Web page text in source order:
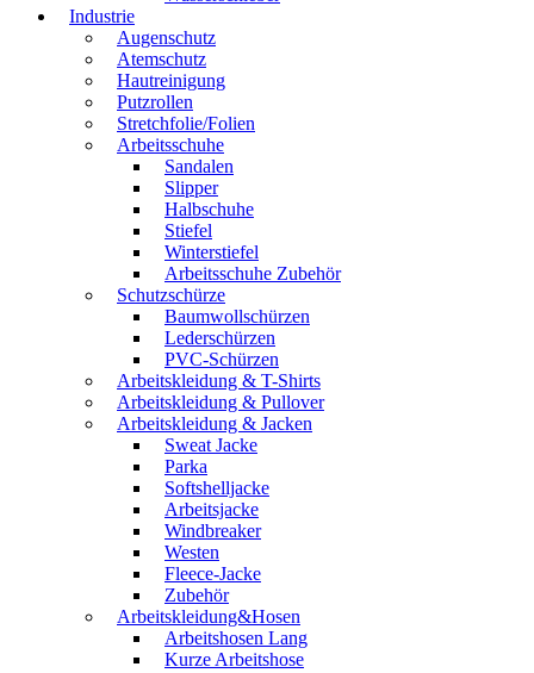
Industrie
Augenschutz
Atemschutz
Hautreinigung
Putzrollen
Stretchfolie/Folien
Arbeitsschuhe
Sandalen
Slipper
Halbschuhe
Stiefel
Winterstiefel
Arbeitsschuhe Zubehör
Schutzschürze
Baumwollschürzen
Lederschürzen
PVC-Schürzen
Arbeitskleidung & T-Shirts
Arbeitskleidung & Pullover
Arbeitskleidung & Jacken
Sweat Jacke
Parka
Softshelljacke
Arbeitsjacke
Windbreaker
Westen
Fleece-Jacke
Zubehör
Arbeitskleidung&Hosen
Arbeitshosen Lang
Kurze Arbeitshose